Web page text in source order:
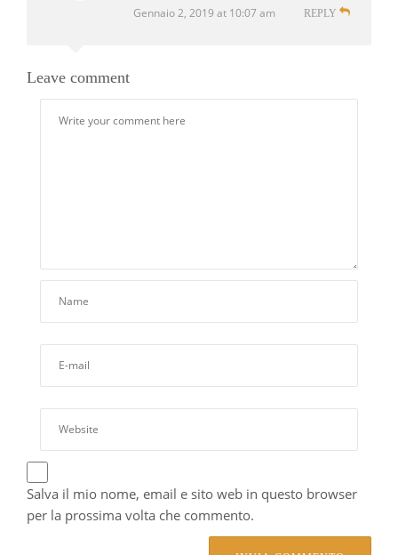
Gennaio 2, 2019 at 10:07 am REPLY
Leave comment
Salva il mio nome, email e sito web in questo browser
per la prossima volta che commento.